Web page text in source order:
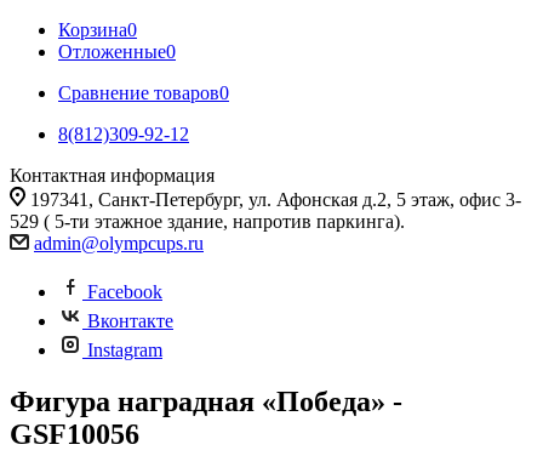
Корзина0
Отложенные0
Сравнение товаров0
8(812)309-92-12
Контактная информация
197341, Санкт-Петербург, ул. Афонская д.2, 5 этаж, офис 3-
529 ( 5-ти этажное здание, напротив паркинга).
admin@olympcups.ru
Facebook
Вконтакте
Instagram
Фигура наградная «Победа» -
GSF10056